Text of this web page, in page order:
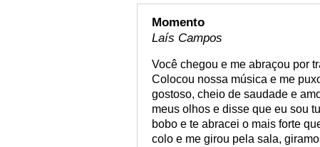
Momento
Laís Campos
Você chegou e me abraçou por
Colocou nossa música e me
gostoso, cheio de saudade e
meus olhos e disse que eu sou
bobo e te abracei o mais forte
colo e me girou pela sala,